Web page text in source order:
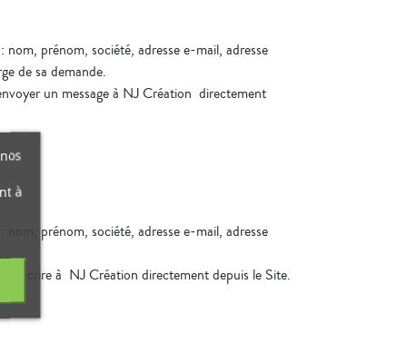
prénom, société, adresse e-mail, adresse
de sa demande.
un message à NJ Création directement
prénom, société, adresse e-mail, adresse
à NJ Création directement depuis le Site.
à